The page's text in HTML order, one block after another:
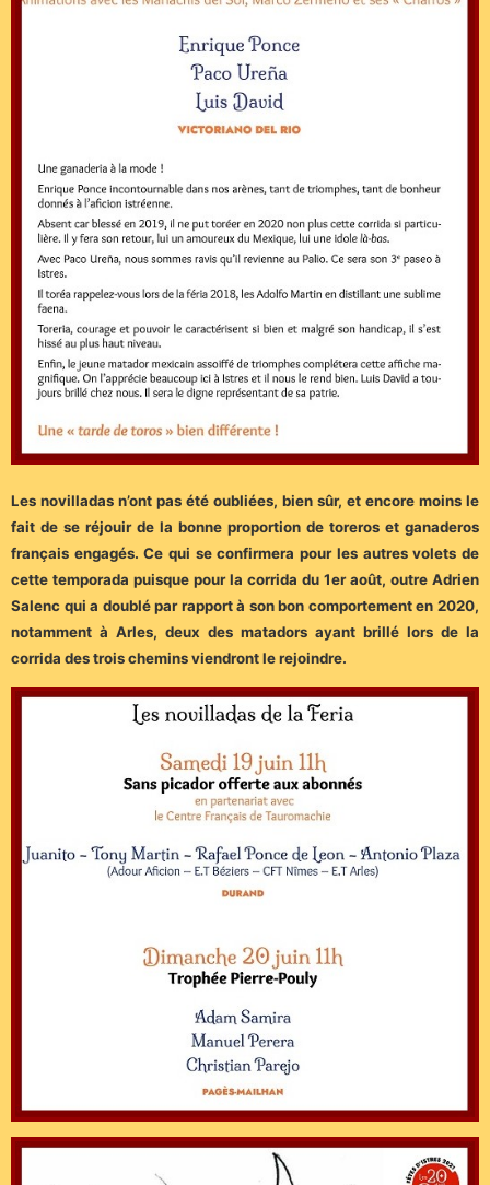
Les novilladas n’ont pas été oubliées, bien sûr, et encore moins le
fait de se réjouir de la bonne proportion de toreros et ganaderos
français engagés. Ce qui se confirmera pour les autres volets de
cette temporada puisque pour la corrida du 1er août, outre Adrien
Salenc qui a doublé par rapport à son bon comportement en 2020,
notamment à Arles, deux des matadors ayant brillé lors de la
corrida des trois chemins viendront le rejoindre.